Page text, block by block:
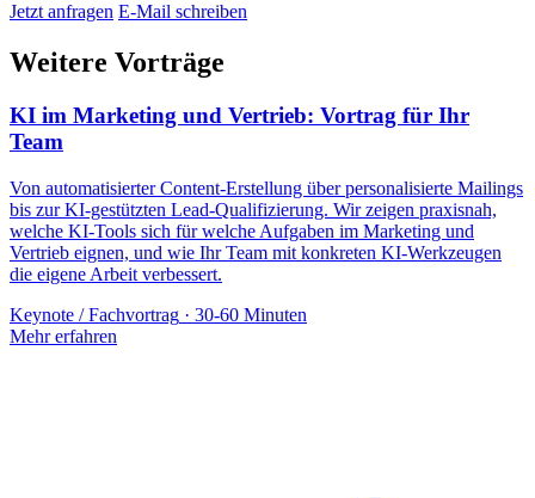
Jetzt anfragen E-Mail schreiben
Weitere Vorträge
KI im Marketing und Vertrieb: Vortrag für Ihr
Team
Von automatisierter Content-Erstellung über personalisierte Mailings
bis zur KI-gestützten Lead-Qualifizierung. Wir zeigen praxisnah,
welche KI-Tools sich für welche Aufgaben im Marketing und
Vertrieb eignen, und wie Ihr Team mit konkreten KI-Werkzeugen
die eigene Arbeit verbessert.
Keynote / Fachvortrag · 30-60 Minuten
Mehr erfahren